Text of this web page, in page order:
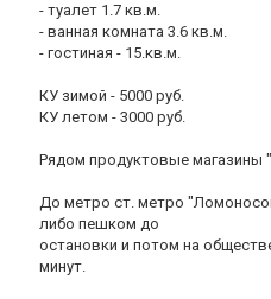
- туалет 1.7 кв.м.
- ванная комната 3.6 кв.м.
- гостиная - 15.кв.м.
КУ зимой - 5000 руб.
КУ летом - 3000 руб.
Рядом продуктовые магазины
До метро ст. метро
либо пешком до
остановки и потом на
минут.